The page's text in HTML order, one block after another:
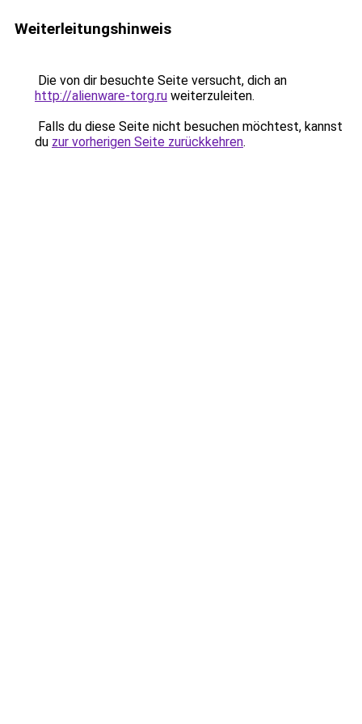
Weiterleitungshinweis
Die von dir besuchte Seite versucht, dich an
http://alienware-torg.ru weiterzuleiten.
Falls du diese Seite nicht besuchen möchtest, kannst
du zur vorherigen Seite zurückkehren.